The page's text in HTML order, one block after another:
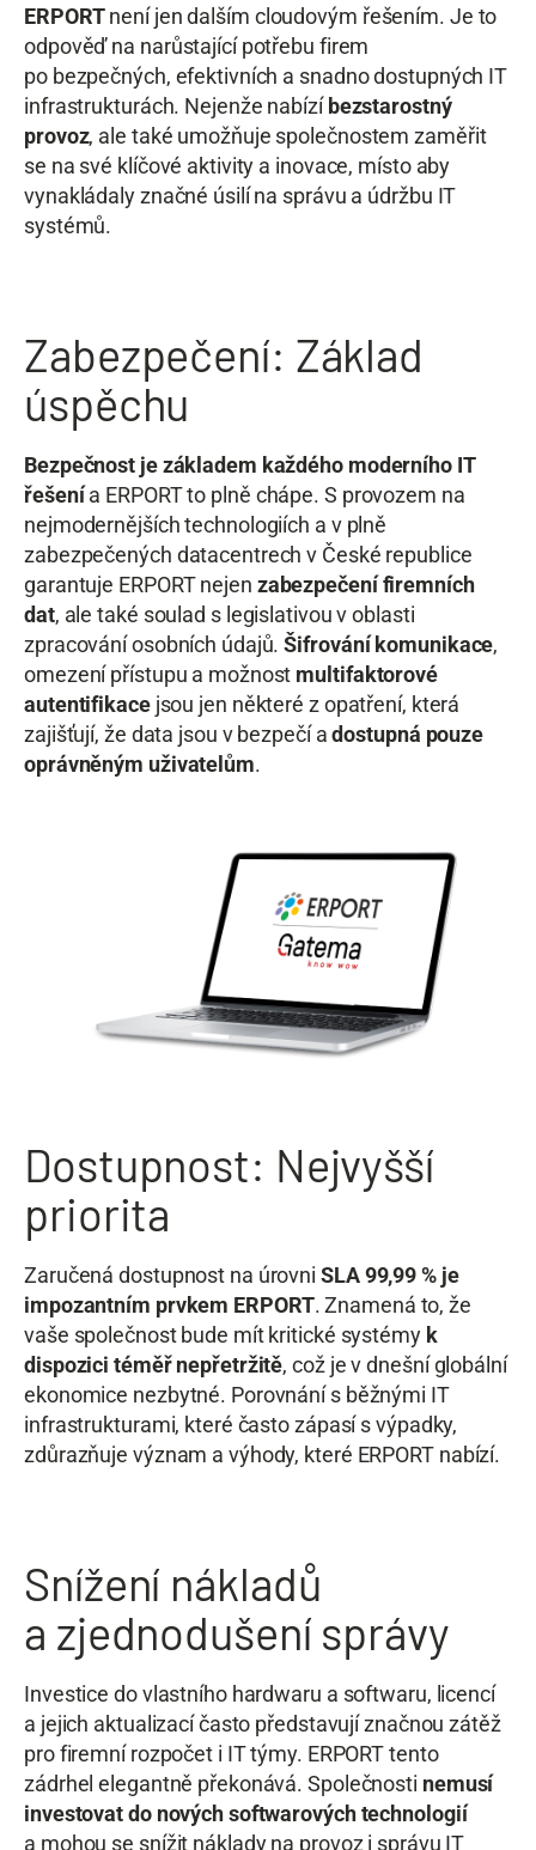
ERPORTnení jen dalším cloudovým řešením. Je to
odpověď na narůstající potřebu firem
po bezpečných, efektivních a snadno dostupných IT
infrastrukturách. Nejenže nabízí bezstarostný
provoz, ale také umožňuje společnostem zaměřit
se na své klíčové aktivity a inovace, místo aby
vynakládaly značné úsilí na správu a údržbu IT
systémů.
Zabezpečení: Základ
úspěchu
Bezpečnost je základem každého moderního IT
řešenía ERPORT to plně chápe. S provozem na
nejmodernějších technologiích a v plně
zabezpečených datacentrech v České republice
garantuje ERPORT nejen zabezpečení firemních
dat, ale také soulad s legislativou v oblasti
zpracování osobních údajů.Šifrování komunikace,
omezení přístupu a možnost multifaktorové
autentifikacejsou jen některé z opatření, která
zajišťují, že data jsou v bezpečí adostupná pouze
oprávněným uživatelům.
Dostupnost: Nejvyšší
priorita
Zaručená dostupnost na úrovni SLA 99,99 % je
impozantním prvkem ERPORT. Znamená to, že
vaše společnost bude mít kritické systémy k
dispozici téměř nepřetržitě, což je v dnešní globální
ekonomice nezbytné. Porovnání s běžnými IT
infrastrukturami, které často zápasí s výpadky,
zdůrazňuje význam a výhody, které ERPORT nabízí.
Snížení nákladů
a zjednodušení správy
Investice do vlastního hardwaru a softwaru, licencí
a jejich aktualizací často představují značnou zátěž
pro firemní rozpočet i IT týmy. ERPORT tento
zádrhel elegantně překonává. Společnosti nemusí
investovat do nových softwarových technologií
a mohou se snížit náklady na provoz i správu IT